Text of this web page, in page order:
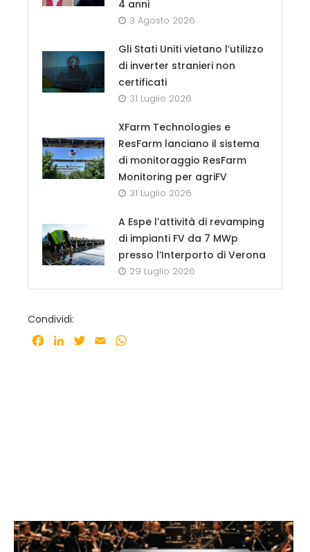
4 anni
3 Agosto 2026
Gli Stati Uniti vietano l’utilizzo
di inverter stranieri non
certificati
31 Luglio 2026
XFarm Technologies e
ResFarm lanciano il sistema
di monitoraggio ResFarm
Monitoring per agriFV
31 Luglio 2026
A Espe l’attività di revamping
di impianti FV da 7 MWp
presso l’Interporto di Verona
29 Luglio 2026
Condividi:
Facebook
LinkedInTwitter
Email